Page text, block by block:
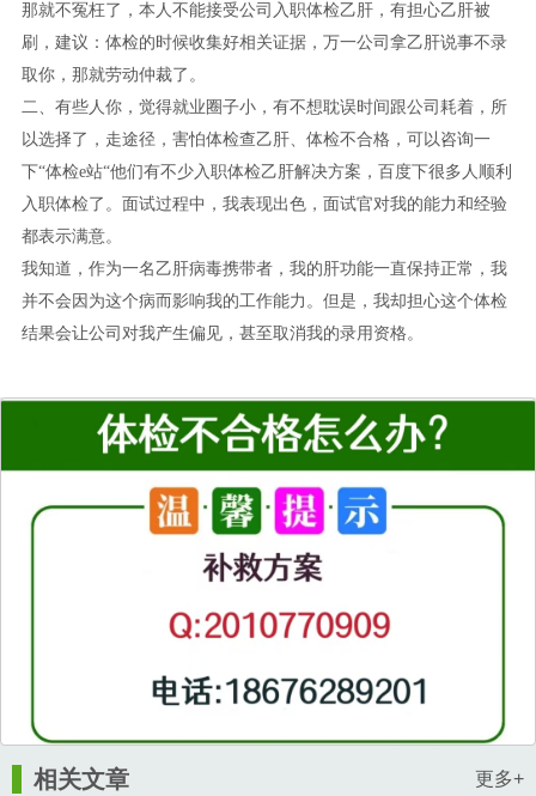
那就不冤枉了，本人不能接受公司入职体检乙肝，有担心乙肝被
刷，建议：体检的时候收集好相关证据，万一公司拿乙肝说事不录
取你，那就劳动仲裁了。
二、有些人你，觉得就业圈子小，有不想耽误时间跟公司耗着，所
以选择了，走途径，害怕体检查乙肝、体检不合格，可以咨询一
下“体检e站“他们有不少入职体检乙肝解决方案，百度下很多人顺利
入职体检了。面试过程中，我表现出色，面试官对我的能力和经验
都表示满意。
我知道，作为一名乙肝病毒携带者，我的肝功能一直保持正常，我
并不会因为这个病而影响我的工作能力。但是，我却担心这个体检
结果会让公司对我产生偏见，甚至取消我的录用资格。
相关文章 更多+